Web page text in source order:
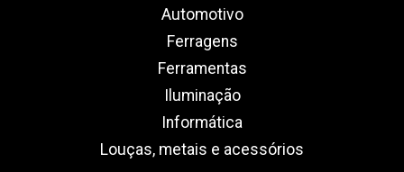
Automotivo
Ferragens
Ferramentas
Iluminação
Informática
Louças, metais e acessórios